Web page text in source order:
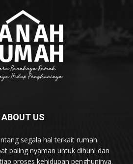
ABOUT US
segala hal terkait rumah.
paling nyaman untuk dihuni dan
proses kehidupan penghuninya.